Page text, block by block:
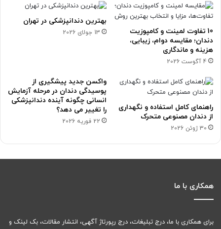
10 تفاوت لمینت و کامپوزیت
دندان؛ مقایسه دوام، زیبایی،
هزینه و ماندگاری
4 آگوست 2026
بهترین دندانپزشکی در تهران
13 جولای 2026
راهنمای کامل استفاده و نگهداری
از دندان مصنوعی متحرک
30 ژوئن 2026
واکسن جدید پیشگیری از
پوسیدگی دندان در مرحله آزمایش
انسانی چگونه آینده دندانپزشکی
را تغییر می دهد؟
22 فوریه 2026
همکاری با ما
برای همکاری با ما، درج تبلیغات، درج رپورتاژ آگهی، انتشار مقالات، بک لینک و